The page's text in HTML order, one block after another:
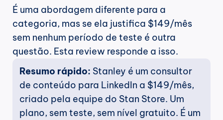
É uma abordagem diferente para a
categoria, mas se ela justifica $149/mês
sem nenhum período de teste é outra
questão. Esta review responde a isso.
Resumo rápido: Stanley é um consultor
de conteúdo para LinkedIn a $149/mês,
criado pela equipe do Stan Store. Um
plano, sem teste, sem nível gratuito. É um